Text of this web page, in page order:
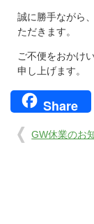
誠に勝手ながら
ただきます。
ご不便をおかけ
申し上げます。
Share
GW休業のお